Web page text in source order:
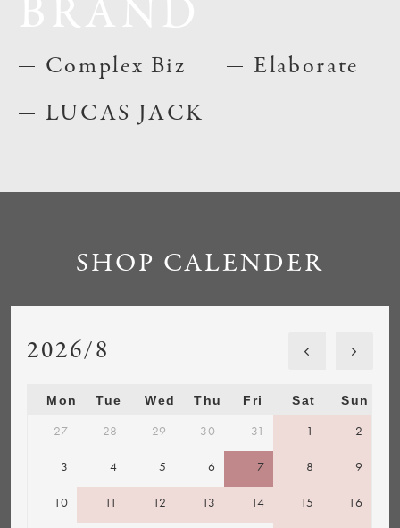
Complex Biz
LUCAS JACK
Elaborate
SHOP CALENDER
2026/8
Mon Tue Wed Thu Fri Sat Sun
27 28 29 30 31 1 2
3 4 5 6 7 8 9
10 11 12 13 14 15 16